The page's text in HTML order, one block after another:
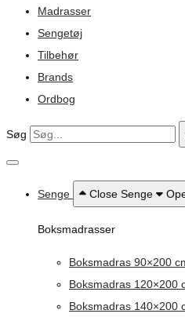
Madrasser
Sengetøj
Tilbehør
Brands
Ordbog
Søg
Senge Close Senge
Boksmadrasser
Boksmadras 90×200
Boksmadras 120×200
Boksmadras 140×200